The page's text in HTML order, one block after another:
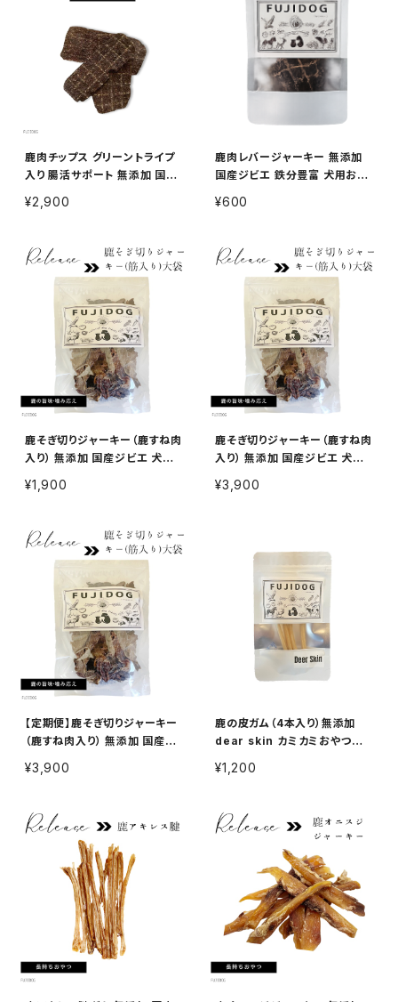
鹿肉チップス グリーントライプ
入り 腸活サポート 無添加 国産
¥2,900
鹿肉レバージャーキー 無添加
国産ジビエ 鉄分豊富 犬用おや
¥600
鹿そぎ切りジャーキー（鹿すね肉
入り） 無添加 国産ジビエ 犬用
¥1,900
鹿そぎ切りジャーキー（鹿すね肉
入り） 無添加 国産ジビエ 犬用
¥3,900
【定期便】鹿そぎ切りジャーキー
（鹿すね肉入り） 無添加 国産ジ
¥3,900
鹿の皮ガム（4本入り）無添加
dear skin カミカミおやつ
¥1,200